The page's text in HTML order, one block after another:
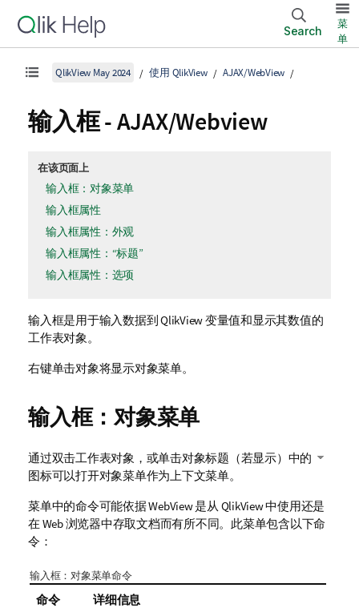
Search
菜
单
QlikView May 2024 使用 QlikView AJAX/WebView
输入框 - AJAX/Webview
在该页面上
输入框：对象菜单
输入框属性
输入框属性：外观
输入框属性：“标题”
输入框属性：选项
输入框是用于输入数据到 QlikView 变量值和显示其数值的
工作表对象。
右键单击对象将显示对象菜单。
输入框：对象菜单
通过双击工作表对象，或单击对象标题（若显示）中的
图标可以打开对象菜单作为上下文菜单。
菜单中的命令可能依据 WebView 是从 QlikView 中使用还是
在 Web 浏览器中存取文档而有所不同。此菜单包含以下命
令：
输入框：对象菜单命令
命令 详细信息